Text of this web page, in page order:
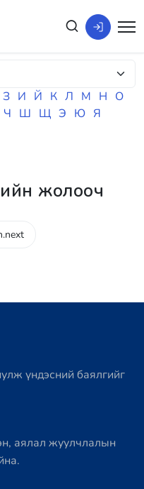
З И Й К Л М Н О
Ч Ш Щ Э Ю Я
жолооч
үндэсний баялгийг
аялал жуулчлалын